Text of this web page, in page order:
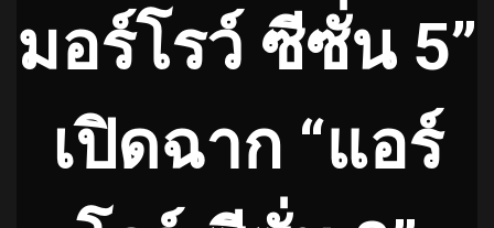
มอร์โรว์ ซีซั่น 5”
เปิดฉาก “แอร์